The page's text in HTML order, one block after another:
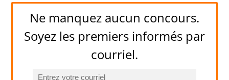
Ne manquez aucun concours.
Soyez les premiers informés par
courriel.